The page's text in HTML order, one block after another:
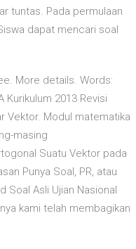
tuntas. Pada permulaan
dapat mencari soal
More details. Words:
2013 Revisi
Vektor. Modul matematika
masing
Suatu Vektor pada
Punya Soal, PR, atau
Soal Asli Ujian Nasional
kami telah membagikan